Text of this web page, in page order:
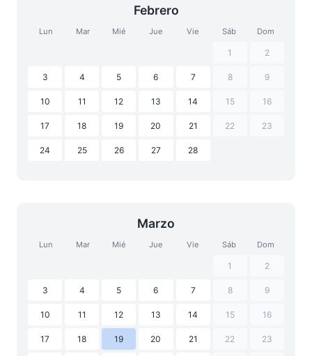
Febrero
Lun Mar Mié Jue Vie Sáb Dom
1 2
3 4 5 6 7 8 9
10 11 12 13 14 15 16
17 18 19 20 21 22 23
24 25 26 27 28
Marzo
Lun Mar Mié Jue Vie Sáb Dom
1 2
3 4 5 6 7 8 9
10 11 12 13 14 15 16
17 18 19 20 21 22 23